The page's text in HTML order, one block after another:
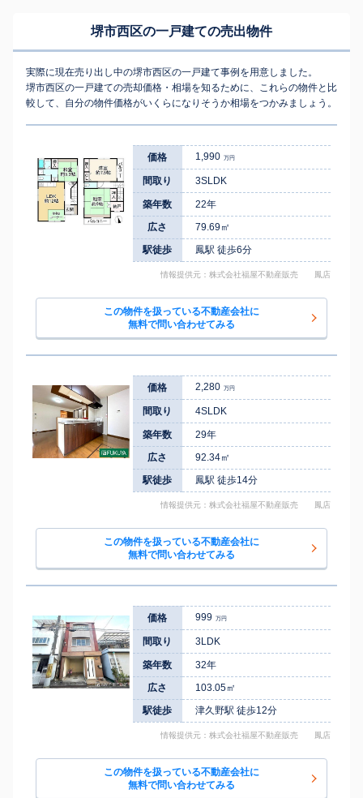
堺市西区の一戸建ての売出物件
実際に現在売り出し中の堺市西区の一戸建て事例を用意しました。
堺市西区の一戸建ての売却価格・相場を知るために、これらの物件と比
較して、自分の物件価格がいくらになりそうか相場をつかみましょう。
価格 1,990 万円
間取り 3SLDK
築年数
22年
広さ
79.69㎡
駅徒歩
鳳駅 徒歩6分
情報提供元：株式会社福屋不動産販売 鳳店
この物件を扱っている不動産会社に
無料で問い合わせてみる
価格 2,280 万円
間取り 4SLDK
築年数
29年
広さ
92.34㎡
駅徒歩
鳳駅 徒歩14分
情報提供元：株式会社福屋不動産販売 鳳店
この物件を扱っている不動産会社に
無料で問い合わせてみる
価格 999 万円
間取り 3LDK
築年数
32年
広さ
103.05㎡
駅徒歩
津久野駅 徒歩12分
情報提供元：株式会社福屋不動産販売 鳳店
この物件を扱っている不動産会社に
無料で問い合わせてみる